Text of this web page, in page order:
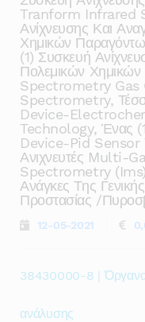
Tranform Infrared
Ανίχνευσης Και
Χημικών
(1) Συσκευή
Πολεμικών
Spectrometry Gas
Spectrometry,
Device-
Technology, Ένας
Device-Pid Sensor
Ανιχνευτές Multi-
Spectrometry (ims)
Ανάγκες Της
Προστασίας /
12-05-2021
38430000-8 | Όργανα
ανάλυσης